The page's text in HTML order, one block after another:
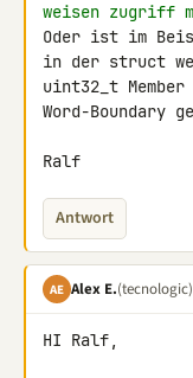
weisen zugriff
Oder ist im
in der struct
uint32_t
Word-Boundary
Ralf
Antwort
AE Alex E.(tecnologic)
HI Ralf,